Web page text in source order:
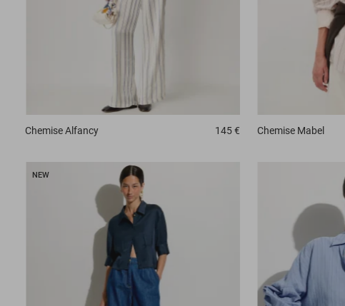
ChemiseAlfancy 145 € Chemise Mabel
NEW